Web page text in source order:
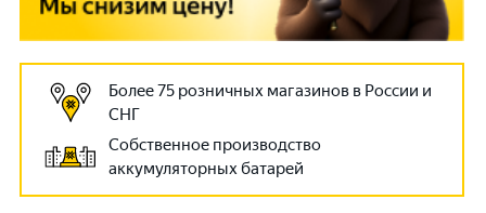
Более 75 розничных магазинов в России и
СНГ
Собственное производство
аккумуляторных батарей